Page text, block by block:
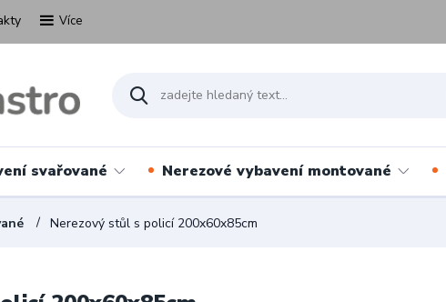
Více
svařované Nerezové vybavení montované
Nerezový stůl s policí 200x60x85cm